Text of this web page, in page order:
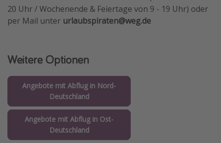
20 Uhr / Wochenende & Feiertage von 9 - 19 Uhr) oder
per Mail unter urlaubspiraten@weg.de
Weitere Optionen
Angebote mit Abflug in Nord-
Deutschland
Angebote mit Abflug in Ost-
Deutschland